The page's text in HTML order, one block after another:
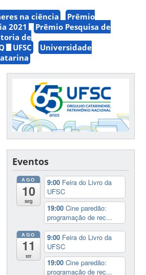
na ciência
Prêmio
2021
Prêmio Pesquisa de
de
UFSC
Universidade
Eventos
AGO
10
seg
9:00 Feira do Livro da
UFSC
19:00Cine paredão:
programação de rec...
AGO
11
ter
9:00 Feira do Livro da
UFSC
19:00Cine paredão:
programação de rec...